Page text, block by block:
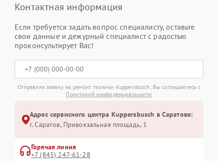
Контактная информация
Если требуется задать вопрос специалисту, оставьте
свои данные и дежурный специалист с радостью
проконсультирует Вас!
Отправляя заявку на ремонт техники Kuppersbusch, Вы соглашаетесь с
Политикой конфиденциальности
Адрес сервисного центра Kuppersbusch в Саратове:
г. Саратов, Привокзальная площадь, 1
Горячая линия
+7 (845) 247-61-28